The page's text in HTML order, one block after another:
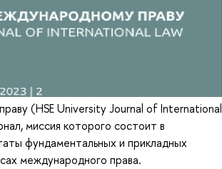
(HSE University Journal of International
миссия которого состоит в
фундаментальных и прикладных
международного права.